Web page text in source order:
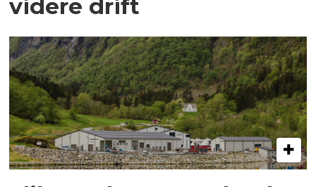
videre drift